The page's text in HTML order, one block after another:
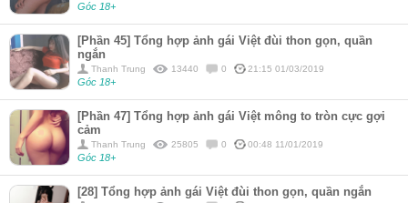
Góc 18+
[Phần 45] Tổng hợp ảnh gái Việt đùi thon gọn, quần
ngắn
Thanh Trung 13440 0 21:15 01/03/2019
Góc 18+
[Phần 47] Tổng hợp ảnh gái Việt mông to tròn cực gợi
cảm
Thanh Trung 25805 0 00:48 11/01/2019
Góc 18+
[28] Tổng hợp ảnh gái Việt đùi thon gọn, quần ngắn